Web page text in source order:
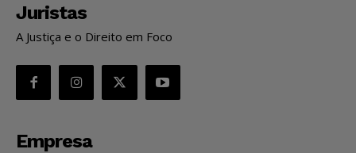
Juristas
A Justiça e o Direito em Foco
Empresa